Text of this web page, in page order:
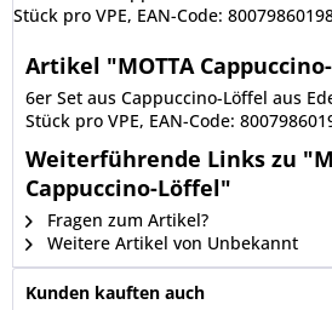
Stück pro VPE, EAN-Code:
Artikel "MOTTA
6er Set aus Cappuccino-Löffel aus
Stück pro VPE, EAN-Code:
Weiterführende Links zu
Cappuccino-Löffel"
Fragen zum Artikel?
Weitere Artikel von Unbekannt
Kunden kauften auch